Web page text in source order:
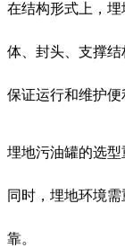
在结构形式上，
体、封头、支撑
保证运行和维护便
埋地污油罐的选
同时，埋地环境
靠。